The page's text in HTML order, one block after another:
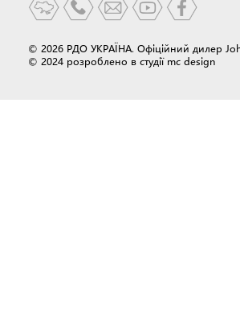
© 2026 РДО УКРАЇНА. Офіційний дилер
© 2024 розроблено в студії mc design